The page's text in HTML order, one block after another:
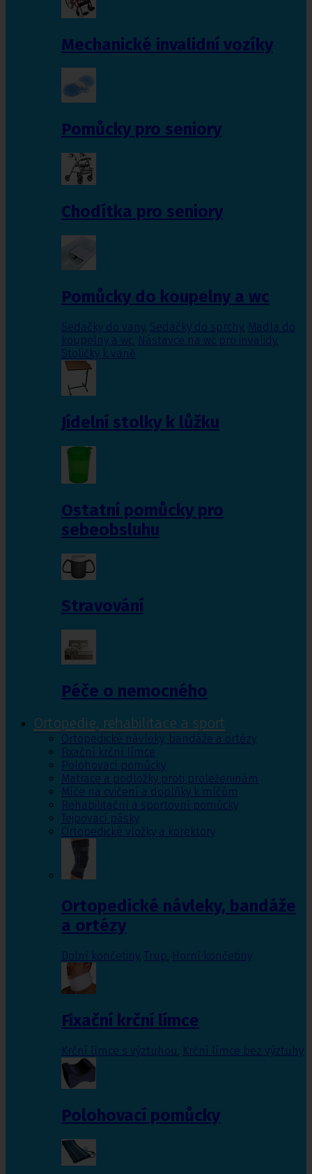
Mechanické invalidní vozíky
Pomůcky pro seniory
Chodítka pro seniory
Pomůcky do koupelny a wc
Sedačky do vany, Sedačky do sprchy, Madla do
koupelny a wc, Nástavce na wc pro invalidy,
Stoličky k vaně
Jídelní stolky k lůžku
Ostatní pomůcky pro
sebeobsluhu
Stravování
Péče o nemocného
Ortopedie, rehabilitace a sport
Ortopedické návleky, bandáže a ortézy
Fixační krční límce
Polohovací pomůcky
Matrace a podložky proti proleženinám
Míče na cvičení a doplňky k míčům
Rehabilitační a sportovní pomůcky
Tejpovací pásky
Ortopedické vložky a korektory
Ortopedické návleky, bandáže
a ortézy
Dolní končetiny, Trup, Horní končetiny
Fixační krční límce
Krční límce s výztuhou Krční límce bez výztuhy
Polohovací pomůcky